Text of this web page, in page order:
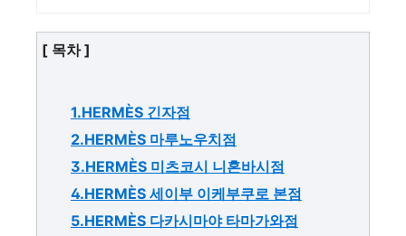
[ 목차 ]
1.HERMÈS 긴자점
2.HERMÈS 마루노우치점
3.HERMÈS 미츠코시 니혼바시점
4.HERMÈS 세이부 이케부쿠로 본점
5.HERMÈS 다카시마야 타마가와점